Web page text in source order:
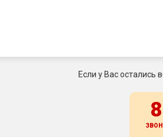
Если у Вас остались